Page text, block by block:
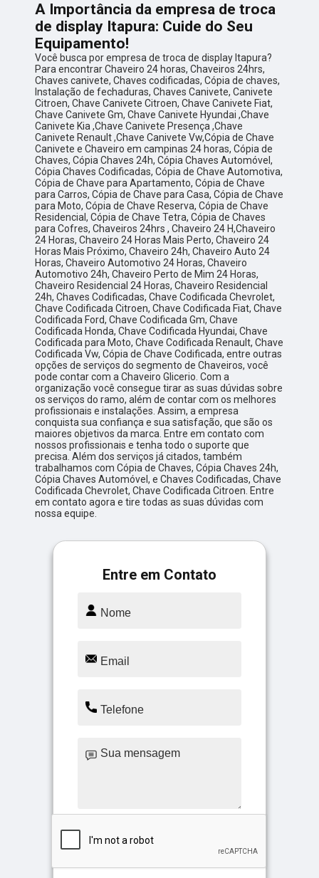
A Importância da empresa de troca
de display Itapura: Cuide do Seu
Equipamento!
Você busca por empresa de troca de display Itapura?
Para encontrar Chaveiro 24 horas, Chaveiros 24hrs,
Chaves canivete, Chaves codificadas, Cópia de chaves,
Instalação de fechaduras, Chaves Canivete, Canivete
Citroen, Chave Canivete Citroen, Chave Canivete Fiat,
Chave Canivete Gm, Chave Canivete Hyundai ,Chave
Canivete Kia ,Chave Canivete Presença ,Chave
Canivete Renault ,Chave Canivete Vw,Cópia de Chave
Canivete e Chaveiro em campinas 24 horas, Cópia de
Chaves, Cópia Chaves 24h, Cópia Chaves Automóvel,
Cópia Chaves Codificadas, Cópia de Chave Automotiva,
Cópia de Chave para Apartamento, Cópia de Chave
para Carros, Cópia de Chave para Casa, Cópia de Chave
para Moto, Cópia de Chave Reserva, Cópia de Chave
Residencial, Cópia de Chave Tetra, Cópia de Chaves
para Cofres, Chaveiros 24hrs , Chaveiro 24 H,Chaveiro
24 Horas, Chaveiro 24 Horas Mais Perto, Chaveiro 24
Horas Mais Próximo, Chaveiro 24h, Chaveiro Auto 24
Horas, Chaveiro Automotivo 24 Horas, Chaveiro
Automotivo 24h, Chaveiro Perto de Mim 24 Horas,
Chaveiro Residencial 24 Horas, Chaveiro Residencial
24h, Chaves Codificadas, Chave Codificada Chevrolet,
Chave Codificada Citroen, Chave Codificada Fiat, Chave
Codificada Ford, Chave Codificada Gm, Chave
Codificada Honda, Chave Codificada Hyundai, Chave
Codificada para Moto, Chave Codificada Renault, Chave
Codificada Vw, Cópia de Chave Codificada, entre outras
opções de serviços do segmento de Chaveiros, você
pode contar com a Chaveiro Glicerio. Com a
organização você consegue tirar as suas dúvidas sobre
os serviços do ramo, além de contar com os melhores
profissionais e instalações. Assim, a empresa
conquista sua confiança e sua satisfação, que são os
maiores objetivos da marca. Entre em contato com
nossos profissionais e tenha todo o suporte que
precisa. Além dos serviços já citados, também
trabalhamos com Cópia de Chaves, Cópia Chaves 24h,
Cópia Chaves Automóvel, e Chaves Codificadas, Chave
Codificada Chevrolet, Chave Codificada Citroen. Entre
em contato agora e tire todas as suas dúvidas com
nossa equipe.
Entre em Contato